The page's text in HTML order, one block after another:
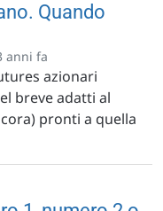
Quando
anni fa
azionari
breve adatti al
pronti a quella